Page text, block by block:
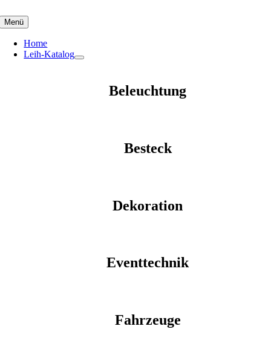
to
content
Menü
Home
Leih-Katalog
Beleuchtung
Besteck
Dekoration
Eventtechnik
Fahrzeuge